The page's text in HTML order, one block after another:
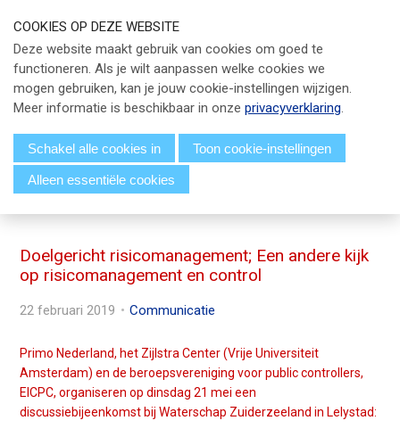
J
u
p
t
o
n
Our Phone Number:
033 - 247 34 66 Our Email Address:
info@eicpc.nl
Menu
Doelgericht risicomanagement; Een andere kijk
op risicomanagement en control
22 februari 2019 Communicatie
Primo Nederland, het Zijlstra Center (Vrije Universiteit
Amsterdam) en de beroepsvereniging voor public controllers,
EICPC, organiseren op dinsdag 21 mei een
discussiebijeenkomst bij Waterschap Zuiderzeeland in Lelystad:
Actueel
Public Controlling
Permanente Educatie
TPC Online
Voor Leden
Over EICPC
Inloggen
COOKIES OP DEZE WEBSITE
Deze website maakt gebruik van cookies om goed te
functioneren. Als je wilt aanpassen welke cookies we
mogen gebruiken, kan je jouw cookie-instellingen wijzigen.
Meer informatie is beschikbaar in onze privacyverklaring.
Schakel alle cookies in Toon cookie-instellingen
Alleen essentiële cookies